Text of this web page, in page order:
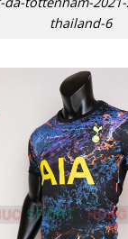
thailand-6